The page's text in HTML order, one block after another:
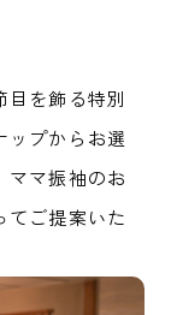
を飾る特別
ップからお選
ママ振袖のお
てご提案いた